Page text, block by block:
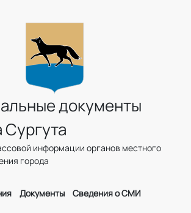
документы
Сургута
информации органов местного
города
Документы Сведения о СМИ